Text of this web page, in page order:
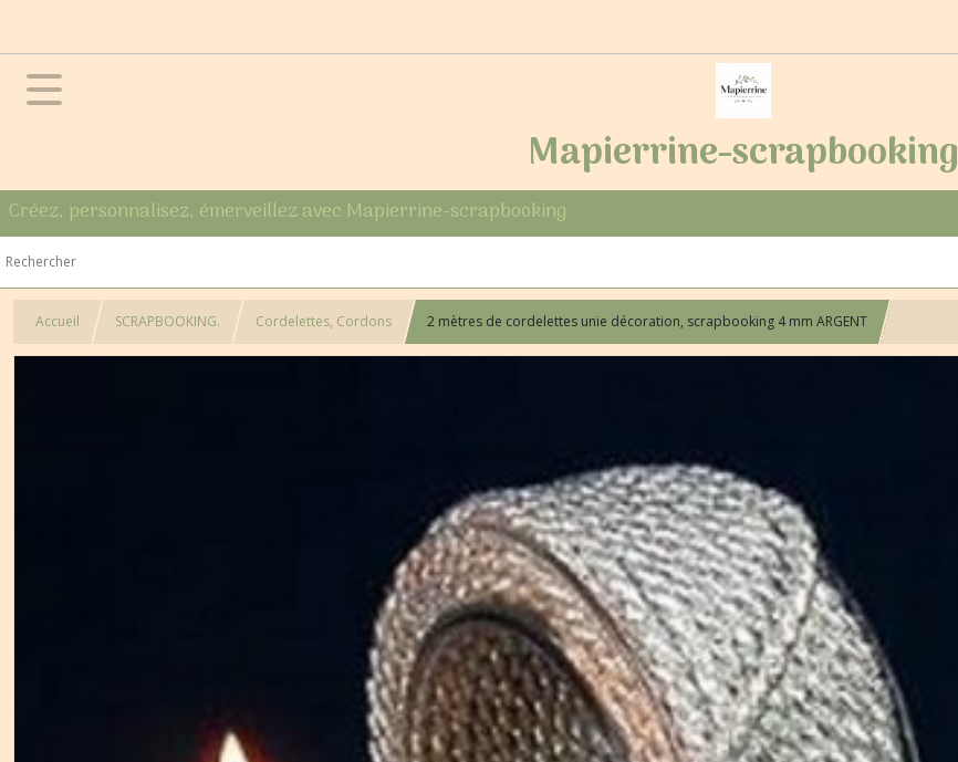
Mapierrine-scrapbooking
Créez, personnalisez, émerveillez avec Mapierrine-scrapbooking
Accueil SCRAPBOOKING. Cordelettes, Cordons 2 mètres de cordelettes unie décoration, scrapbooking 4 mm ARGENT